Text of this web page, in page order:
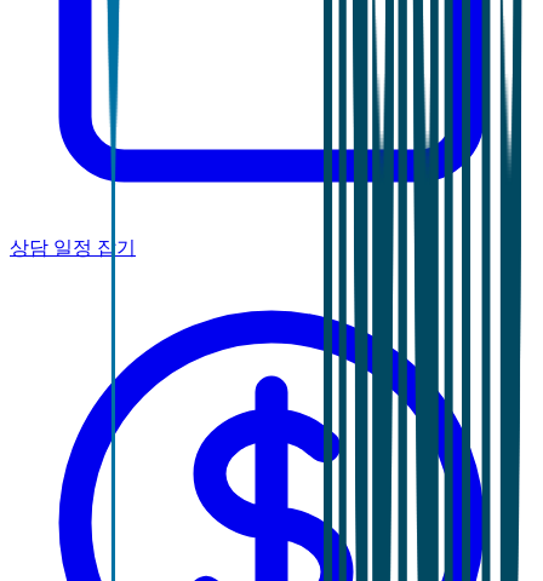
상담 일정 잡기